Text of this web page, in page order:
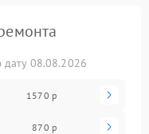
08.08.2026
1570 р
870 р